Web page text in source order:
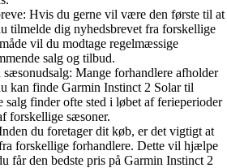
Hvis du gerne vil være den første til at
tilmelde dig nyhedsbrevet fra forskellige
vil du modtage regelmæssige
salg og tilbud.
Mange forhandlere afholder
kan finde Garmin Instinct 2 Solar til
salg finder ofte sted i løbet af ferieperioder
forskellige sæsoner.
du foretager dit køb, er det vigtigt at
forskellige forhandlere. Dette vil hjælpe
får den bedste pris på Garmin Instinct 2